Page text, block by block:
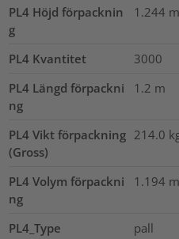
PL4 Höjd förpacknin
g
1.244 m
PL4 Kvantitet
3000
PL4 Längd förpackni
ng
1.2 m
PL4 Vikt förpackning
(Gross)
214.0
PL4 Volym förpackni
ng
1.194
PL4_Type
pall